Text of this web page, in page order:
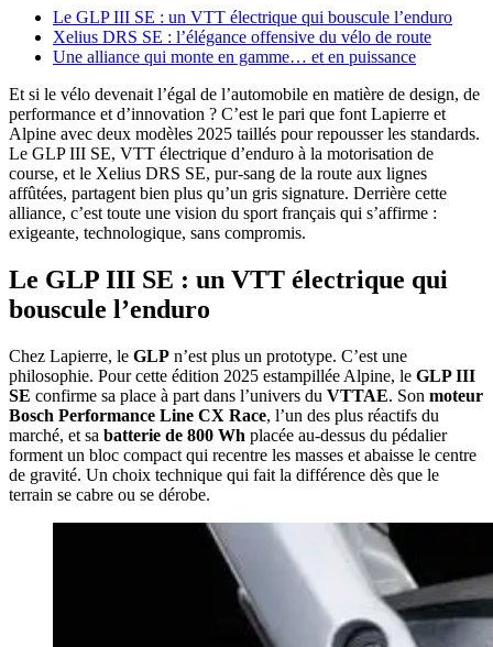
Le GLP III SE : un VTT électrique qui bouscule l’enduro
Xelius DRS SE : l’élégance offensive du vélo de route
Une alliance qui monte en gamme… et en puissance
Et si le vélo devenait l’égal de l’automobile en matière de design, de
performance et d’innovation ? C’est le pari que font Lapierre et
Alpine avec deux modèles 2025 taillés pour repousser les standards.
Le GLP III SE, VTT électrique d’enduro à la motorisation de
course, et le Xelius DRS SE, pur-sang de la route aux lignes
affûtées, partagent bien plus qu’un gris signature. Derrière cette
alliance, c’est toute une vision du sport français qui s’affirme :
exigeante, technologique, sans compromis.
Le GLP III SE : un VTT électrique qui
bouscule l’enduro
Chez Lapierre, le GLP n’est plus un prototype. C’est une
philosophie. Pour cette édition 2025 estampillée Alpine, le GLP III
SE confirme sa place à part dans l’univers du VTTAE. Son moteur
Bosch Performance Line CX Race, l’un des plus réactifs du
marché, et sa batterie de 800 Wh placée au-dessus du pédalier
forment un bloc compact qui recentre les masses et abaisse le centre
de gravité. Un choix technique qui fait la différence dès que le
terrain se cabre ou se dérobe.